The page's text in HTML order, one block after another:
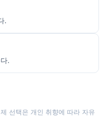
.
.
선택은 개인 취향에 따라 자유